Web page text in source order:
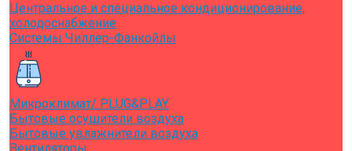
Центральное и специальное кондиционирование,
холодоснабжение
Системы Чиллер-Фанкойлы
Микроклимат/ PLUG&PLAY
Бытовые осушители воздуха
Бытовые увлажнители воздуха